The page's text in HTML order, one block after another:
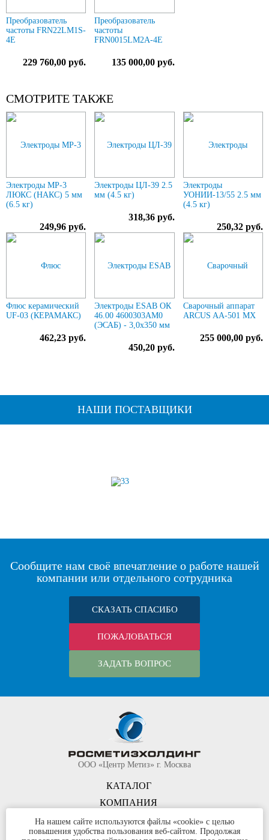
Преобразователь
частоты FRN22LM1S-
4E
229 760,00 руб.
Преобразователь
частоты
FRN0015LM2A-4E
135 000,00 руб.
СМОТРИТЕ ТАКЖЕ
Электроды МР-3
ЛЮКС (НАКС) 5 мм
(6.5 кг)
249,96 руб.
Электроды ЦЛ-39 2.5
мм (4.5 кг)
318,36 руб.
Электроды
УОНИИ-13/55 2.5 мм
(4.5 кг)
250,32 руб.
Флюс керамический
UF-03 (КЕРАМАКС)
462,23 руб.
Электроды ESAB ОК
46.00 4600303AM0
(ЭСАБ) - 3,0х350 мм
450,20 руб.
Сварочный аппарат
ARCUS AA-501 MX
255 000,00 руб.
НАШИ ПОСТАВЩИКИ
Сообщите нам своё впечатление о работе нашей
компании или отдельного сотрудника
СКАЗАТЬ СПАСИБО
ПОЖАЛОВАТЬСЯ
ЗАДАТЬ ВОПРОС
КОМПАНИЯ
ООО «Центр Метиз» г. Москва
КАТАЛОГ
КОНТАКТЫ
©ООО «Центр Метиз» 2000-2026
На нашем сайте используются файлы «cookie» с целью
повышения удобства пользования веб-сайтом. Продолжая